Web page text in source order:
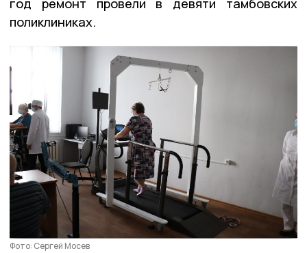
год ремонт провели в девяти тамбовских
поликлиниках.
Фото: Сергей Мосев